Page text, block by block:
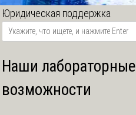
Юридическая поддержка
Наши лабораторные
возможности